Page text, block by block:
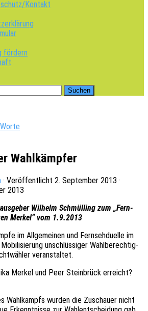
Kontakt
fördern
Wahlkämpfer
· Veröffentlicht 2. September 2013 ·
2013
Wilhelm Schmül­l­ing zum „Fern­
Merkel“ vom 1.9.2013
im Allge­mei­nen und Fern­seh­du­el­le im
unschlüs­si­ger Wahl­be­rech­tig­
veranstaltet.
Merkel und Peer Stein­brück erreicht?
Wahl­kampfs wurden die Zuschau­er nicht